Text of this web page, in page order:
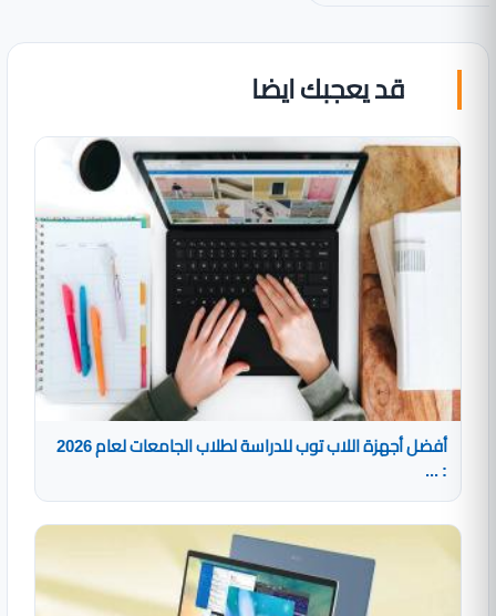
قد يعجبك ايضا
أفضل أجهزة اللاب توب للدراسة لطلاب الجامعات لعام 2026
: ...